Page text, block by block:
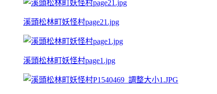
溪頭松林町妖怪村page21.jpg
溪頭松林町妖怪村page1.jpg